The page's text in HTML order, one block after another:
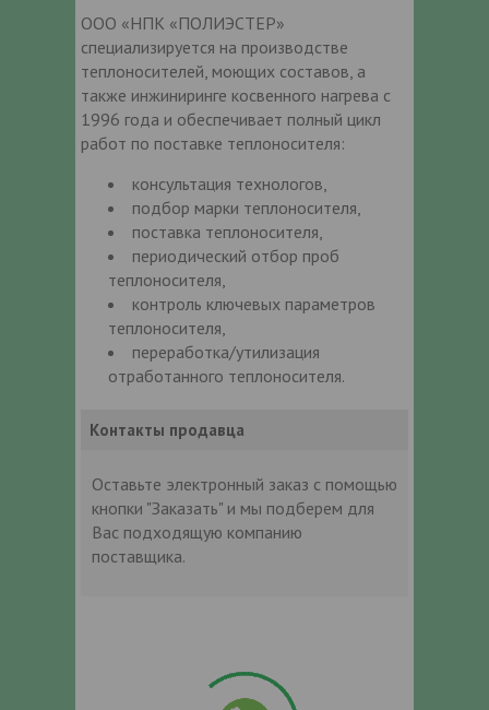
ООО «НПК «ПОЛИЭСТЕР»
специализируется на производстве
теплоносителей, моющих составов, а
также инжиниринге косвенного нагрева с
1996 года и обеспечивает полный цикл
работ по поставке теплоносителя:
консультация технологов,
подбор марки теплоносителя,
поставка теплоносителя,
периодический отбор проб
теплоносителя,
контроль ключевых параметров
теплоносителя,
переработка/утилизация
отработанного теплоносителя.
Контакты продавца
Оставьте электронный заказ с помощью
кнопки "Заказать" и мы подберем для
Вас подходящую компанию
поставщика.